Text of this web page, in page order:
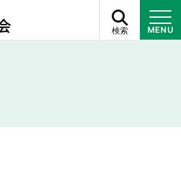
検索 MENU